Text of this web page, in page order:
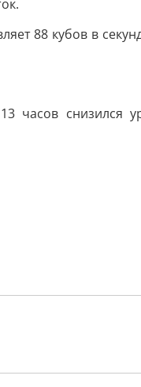
88 кубов в
часов снизился